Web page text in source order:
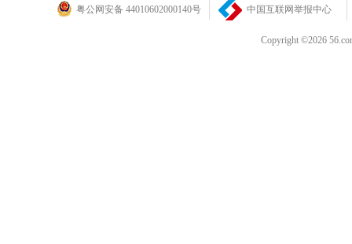
粤公网安备 44010602000140号 中国互联网举报中心
Copyright ©2026